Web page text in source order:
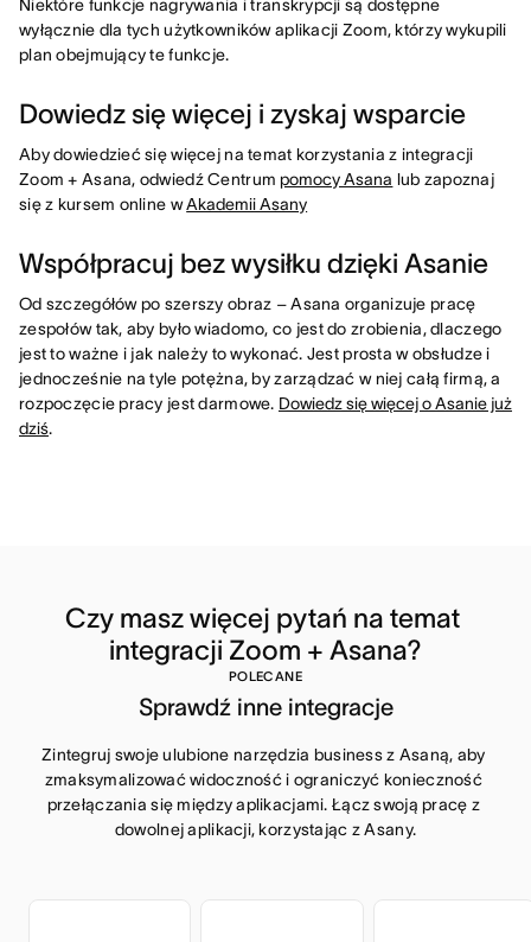
Niektóre funkcje nagrywania i transkrypcji są dostępne
wyłącznie dla tych użytkowników aplikacji Zoom, którzy wykupili
plan obejmujący te funkcje.
Dowiedz się więcej i zyskaj wsparcie
Aby dowiedzieć się więcej na temat korzystania z integracji
Zoom + Asana, odwiedź Centrumpomocy Asana lub zapoznaj
się z kursem online wAkademii Asany
Współpracuj bez wysiłku dzięki Asanie
Od szczegółów po szerszy obraz – Asana organizuje pracę
zespołów tak, aby było wiadomo, co jest do zrobienia, dlaczego
jest to ważne i jak należy to wykonać. Jest prosta w obsłudze i
jednocześnie na tyle potężna, by zarządzać w niej całą firmą, a
rozpoczęcie pracy jest darmowe. Dowiedz się więcej o Asanie już
dziś.
Czy masz więcej pytań na temat
integracji Zoom + Asana?
POLECANE
Sprawdź inne integracje
Zintegruj swoje ulubione narzędzia business z Asaną, aby
zmaksymalizować widoczność i ograniczyć konieczność
przełączania się między aplikacjami. Łącz swoją pracę z
dowolnej aplikacji, korzystając z Asany.